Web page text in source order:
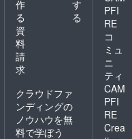
作
る
す
る
資
料
請
求
クラウドファ
ンディングの
ノウハウを無
料で学ぼう
PFI
RE
コ
ミュ
ニ
ティ
CAM
PFI
RE
Crea